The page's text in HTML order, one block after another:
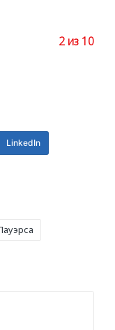
2 из 10
LinkedIn